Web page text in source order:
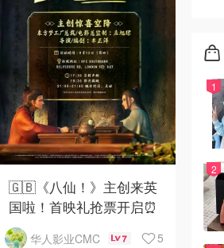
🇬🇧《八仙！》主创来英
国啦！首映礼抢票开启⏰
华人影业CMC 7 5